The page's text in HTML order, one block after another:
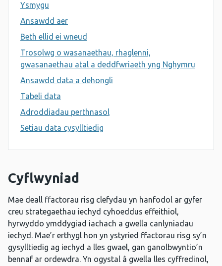
Ysmygu
Ansawdd aer
Beth ellid ei wneud
Trosolwg o wasanaethau, rhaglenni,
gwasanaethau atal a deddfwriaeth yng Nghymru
Ansawdd data a dehongli
Tabeli data
Adroddiadau perthnasol
Setiau data cysylltiedig
Cyflwyniad
Mae deall ffactorau risg clefydau yn hanfodol ar gyfer
creu strategaethau iechyd cyhoeddus effeithiol,
hyrwyddo ymddygiad iachach a gwella canlyniadau
iechyd. Mae’r erthygl hon yn ystyried ffactorau risg sy’n
gysylltiedig ag iechyd a lles gwael, gan ganolbwyntio’n
bennaf ar ordewdra. Yn ogystal â gwella lles cyffredinol,